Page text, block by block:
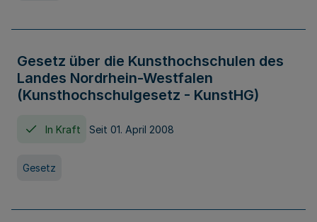
Gesetz über die Kunsthochschulen des
Landes Nordrhein-Westfalen
(Kunsthochschulgesetz - KunstHG)
In Kraft Seit 01. April 2008
Gesetz